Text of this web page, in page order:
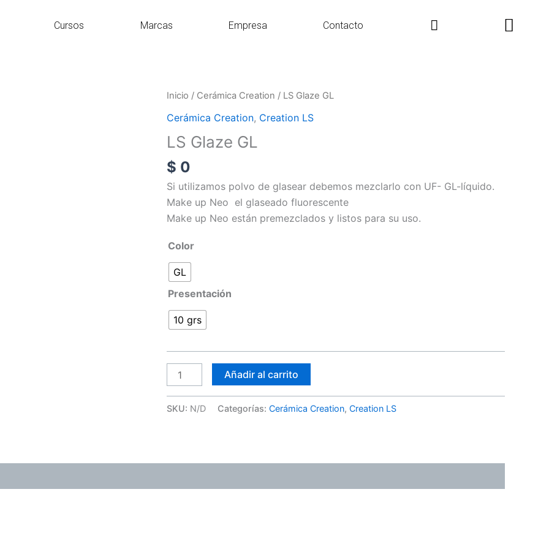
Cursos Marcas Empresa Contacto Search
Inicio / Cerámica Creation / LS Glaze GL
Cerámica Creation, Creation LS
LS Glaze GL
$ 0
Si utilizamos polvo de glasear debemos mezclarlo con UF- GL-líquido.
Make up Neo el glaseado fluorescente
Make up Neo están premezclados y listos para su uso.
Color
GL
Presentación
10 grs
LS
Glaze
cantidad
Añadir al carrito
SKU: N/D Categorías: Cerámica Creation, Creation LS